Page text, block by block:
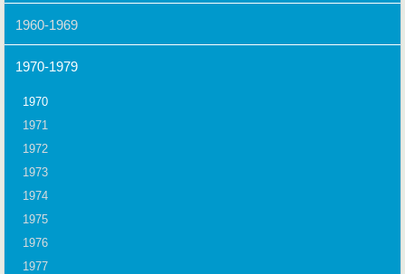
1960-1969
1970-1979
1970
1971
1972
1973
1974
1975
1976
1977